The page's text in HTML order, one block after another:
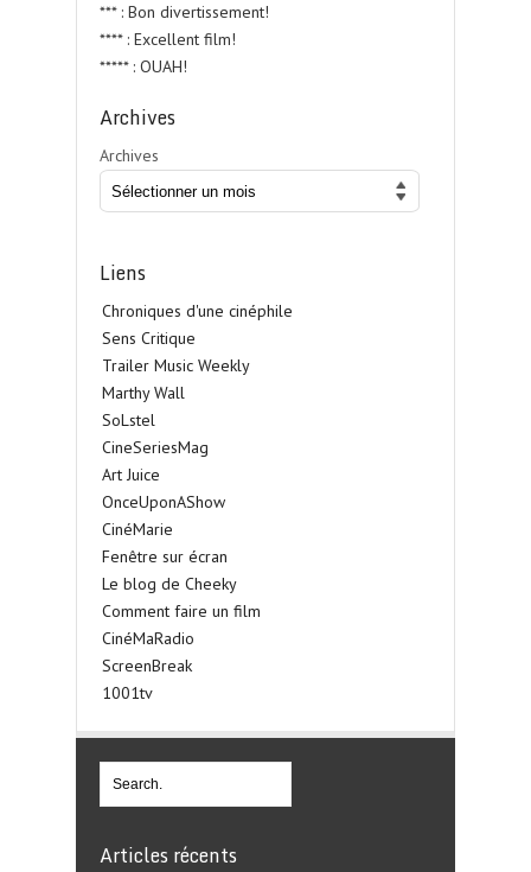
*** : Bon divertissement!
**** : Excellent film!
***** : OUAH!
Archives
Archives
Liens
Chroniques d'une cinéphile
Sens Critique
Trailer Music Weekly
Marthy Wall
SoLstel
CineSeriesMag
Art Juice
OnceUponAShow
CinéMarie
Fenêtre sur écran
Le blog de Cheeky
Comment faire un film
CinéMaRadio
ScreenBreak
1001tv
Articles récents